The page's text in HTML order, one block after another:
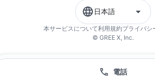
日本語
本サービスについて利用規約プライバシ
© GREE X, Inc.
電話